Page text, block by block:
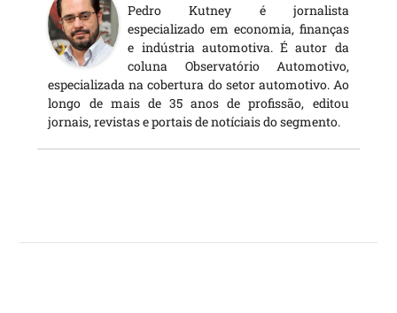
Pedro Kutney é jornalista
especializado em economia, finanças
e indústria automotiva. É autor da
coluna Observatório Automotivo,
especializada na cobertura do setor automotivo. Ao
longo de mais de 35 anos de profissão, editou
jornais, revistas e portais de notíciais do segmento.